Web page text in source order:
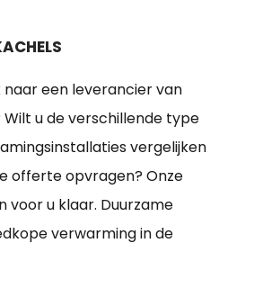
naar een leverancier van
u de verschillende type
vergelijken
offerte opvragen? Onze
voor u klaar. Duurzame
verwarming in de